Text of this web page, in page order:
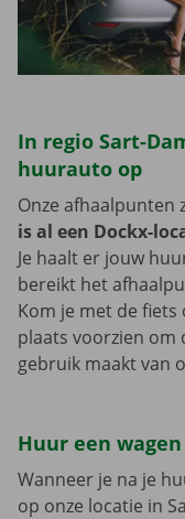
In regio Sart-
huurauto op
Onze afhaalpunten
is al een Dockx-
Je haalt er jouw
bereikt het
Kom je met de
plaats voorzien om
gebruik maakt van
Huur een
Wanneer je na je
op onze locatie in